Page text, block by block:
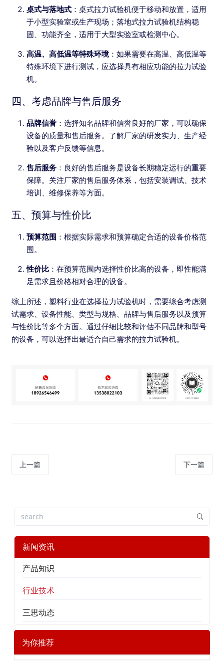
桌式与落地式 ：桌式拉力试验机便于移动和放置，适用
于小型实验室或生产现场；落地式拉力试验机结构稳
固、功能齐全，适用于大型实验室或检测中心。
高温、高低温等特殊环境：如果需要在高温、高低温等
特殊环境下进行测试，应选择具有相应功能的拉力试验
机。
四、考虑品牌与售后服务
品牌信誉 ：选择知名品牌和信誉良好的厂家，可以确保
设备的质量和售后服务。了解厂家的研发实力、生产经
验以及客户反馈等信息。
售后服务 ：良好的售后服务是设备长期稳定运行的重要
保障。关注厂家的售后服务体系，包括安装调试、技术
培训、维修保养等方面。
五、预算与性价比
预算范围 ：根据实际需求和预算确定合适的设备价格范
围。
性价比 ：在预算范围内选择性价比高的设备，即性能满
足需求且价格相对合理的设备。
综上所述，塑料行业在选择拉力试验机时，需要综合考虑测
试需求、设备性能、类型与规格、品牌与售后服务以及预算
与性价比等多个方面。通过仔细比较和评估不同品牌和型号
的设备，可以选择出最适合自己需求的拉力试验机。
上一篇 下一篇
新闻资讯
产品知识
行业技术
三思动态
为你推荐